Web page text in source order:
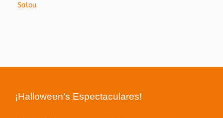
Salou
¡Halloween’s Espectaculares!